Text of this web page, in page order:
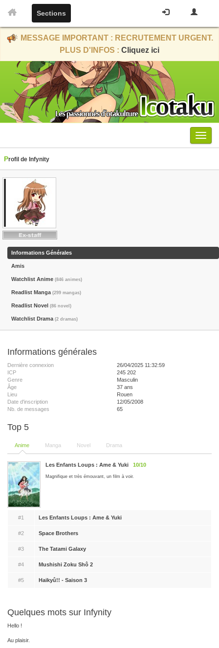
Sections
MESSAGE IMPORTANT : RECRUTEMENT URGENT.
PLUS D'INFOS : Cliquez ici
Menu
Profil de Infynity
Informations Générales
Amis
Watchlist Anime (846 animes)
Readlist Manga (299 mangas)
Readlist Novel (86 novel)
Watchlist Drama (2 dramas)
Informations générales
Dernière connexion
26/04/2025 11:32:59
ICP
245 202
Genre
Masculin
Âge
37 ans
Lieu
Rouen
Date d'inscription
12/05/2008
Nb. de messages
65
Top 5
Anime Manga Novel Drama
Les Enfants Loups : Ame & Yuki 10/10
Magnifique et très émouvant, un film à voir.
#1 Les Enfants Loups : Ame & Yuki
#2 Space Brothers
#3 The Tatami Galaxy
#4 Mushishi Zoku Shô 2
#5 Haikyû!! - Saison 3
Quelques mots sur Infynity
Hello !
Au plaisir.